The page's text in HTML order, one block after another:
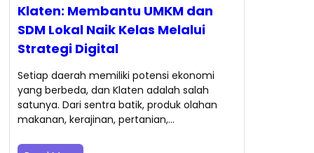
Klaten: Membantu UMKM dan
SDM Lokal Naik Kelas Melalui
Strategi Digital
Setiap daerah memiliki potensi ekonomi
yang berbeda, dan Klaten adalah salah
satunya. Dari sentra batik, produk olahan
makanan, kerajinan, pertanian,…